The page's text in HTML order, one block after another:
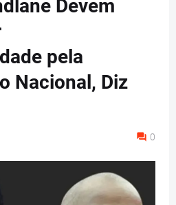
Devem
pela
Nacional, Diz
0